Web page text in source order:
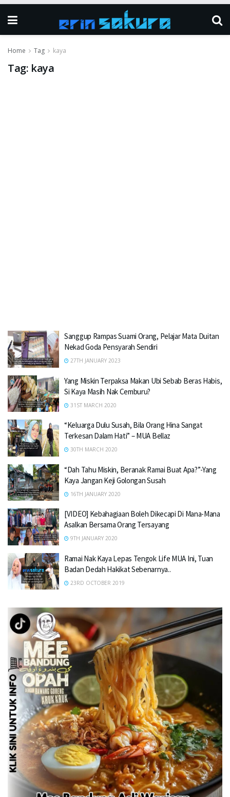
Home Tag kaya
Tag: kaya
Sanggup Rampas Suami Orang, Pelajar Mata Duitan
Nekad Goda Pensyarah Sendiri
27TH JANUARY 2023
Yang Miskin Terpaksa Makan Ubi Sebab Beras Habis,
Si Kaya Masih Nak Cemburu?
31ST MARCH 2020
“Keluarga Dulu Susah, Bila Orang Hina Sangat
Terkesan Dalam Hati” – MUA Bellaz
30TH MARCH 2020
“Dah Tahu Miskin, Beranak Ramai Buat Apa?”-Yang
Kaya Jangan Keji Golongan Susah
16TH JANUARY 2020
[VIDEO] Kebahagiaan Boleh Dikecapi Di Mana-Mana
Asalkan Bersama Orang Tersayang
9TH JANUARY 2020
Ramai Nak Kaya Lepas Tengok Life MUA Ini, Tuan
Badan Dedah Hakikat Sebenarnya..
23RD OCTOBER 2019